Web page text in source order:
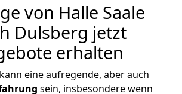
von Halle Saale
Dulsberg jetzt
erhalten
eine aufregende, aber auch
sein, insbesondere wenn